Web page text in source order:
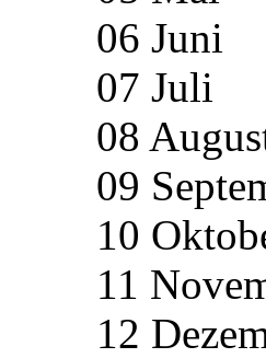
06 Juni
07 Juli
08
09
10
11
12